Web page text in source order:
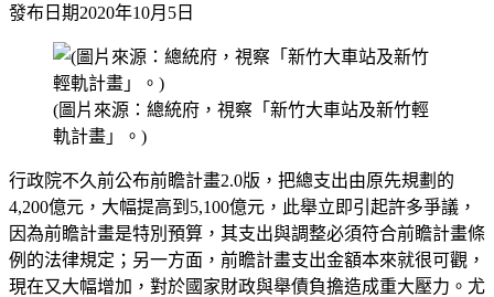
發布日期2020年10月5日
(圖片來源：總統府，視察「新竹大車站及新竹輕
軌計畫」。)
行政院不久前公布前瞻計畫2.0版，把總支出由原先規劃的
4,200億元，大幅提高到5,100億元，此舉立即引起許多爭議，
因為前瞻計畫是特別預算，其支出與調整必須符合前瞻計畫條
例的法律規定；另一方面，前瞻計畫支出金額本來就很可觀，
現在又大幅增加，對於國家財政與舉債負擔造成重大壓力。尤